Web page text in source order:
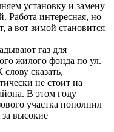
установку и замену
Работа интересная, но
а вот зимой становится
газ для
жилого фонда по ул.
сказать,
не стоит на
В этом году
участка пополнил
высокие